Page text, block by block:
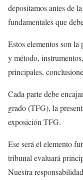
depositamos antes de
fundamentales que
Estos elementos son
y método,
principales,
Cada parte debe
grado (TFG), la
exposición TFG.
Ese será el elemento
tribunal evaluará
Nuestra